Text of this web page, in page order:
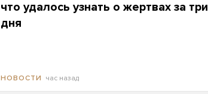
что удалось узнать о жертвах за три
дня
НОВОСТИ час назад